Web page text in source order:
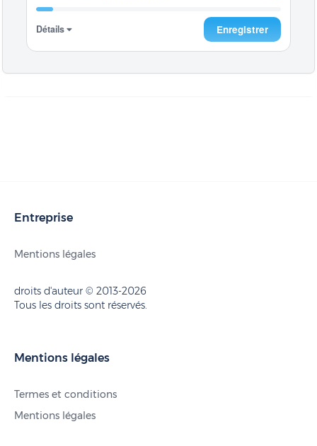
Détails Enregistrer
Entreprise
Mentions légales
droits d'auteur © 2013-2026
Tous les droits sont réservés.
Mentions légales
Termes et conditions
Mentions légales